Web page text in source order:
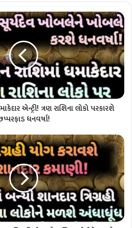
એન્ટ્રી! ત્રણ રાશિના લોકો પરકારશે
ધનવર્ષા!